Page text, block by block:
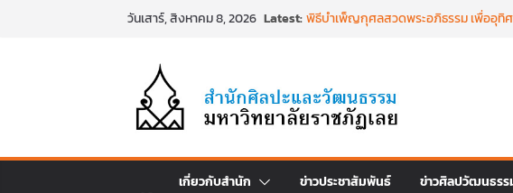
วันเสาร์, สิงหาคม 8, 2026 Latest: พิธีบำเพ็ญกุศลสวดพระอภิธรรม เพื่ออุทิ
วันที่ ๒๒ มิถุนายน ๒๕๖๙
พิธีบำเพ็ญกุศล ทำบุญตักบาตร เนื่องในว
วาร) แห่งการสิ้นพระชนม์ สมเด็จพระเจ้าลู
ศิลปะภาพพิมพ์ฯ ระหว่างวันที่ 22 – 26 มิถุ
เชียงคานเปิดงานยิ่งใหญ่ ฉลองครบรอ
เกี่ยวกับสำนัก ข่าวประชาสัมพันธ์ ข่าวศิลปวัฒนธรร